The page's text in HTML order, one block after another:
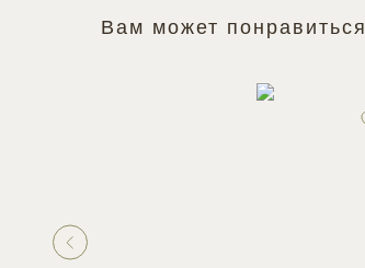
Вам может понравиться